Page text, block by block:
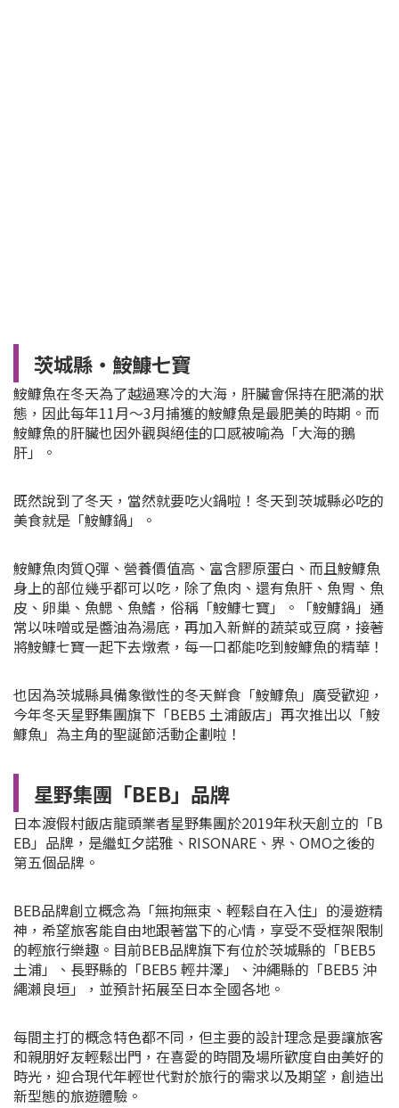
茨城縣・鮟鱇七寶
鮟鱇魚在冬天為了越過寒冷的大海，肝臟會保持在肥滿的狀
態，因此每年11月～3月捕獲的鮟鱇魚是最肥美的時期。而
鮟鱇魚的肝臟也因外觀與絕佳的口感被喻為「大海的鵝
肝」。
既然說到了冬天，當然就要吃火鍋啦！冬天到茨城縣必吃的
美食就是「鮟鱇鍋 」。
鮟鱇魚肉質Q彈、營養價值高、富含膠原蛋白、而且鮟鱇魚
身上的部位幾乎都可以吃，除了魚肉 、還有魚肝、魚胃、魚
皮、卵巢、魚鰓、魚鰭，俗稱「鮟鱇七寶」。 「鮟鱇鍋 」通
常以味噌或是醬油為湯底，再加入新鮮的蔬菜或豆腐，接著
將鮟鱇七寶一起下去燉煮，每一口都能吃到鮟鱇魚的精華！
也因為茨城縣具備象徵性的冬天鮮食「鮟鱇魚 」廣受歡迎，
今年冬天星野集團旗下「BEB5 土浦飯店」再次推出以「鮟
鱇魚 」為主角的聖誕節活動企劃啦！
星野集團「BEB」品牌
日本渡假村飯店龍頭業者星野集團於2019年秋天創立的「B
EB」品牌，是繼虹夕諾雅、RISONARE、界、OMO之後的
第五個品牌。
BEB品牌創立概念為「無拘無束、輕鬆自在入住」的漫遊精
神，希望旅客能自由地跟著當下的心情，享受不受框架限制
的輕旅行樂趣。目前BEB品牌旗下有位於茨城縣的「BEB5
土浦」、長野縣的「BEB5 輕井澤」、沖繩縣的「BEB5 沖
繩瀨良垣」，並預計拓展至日本全國各地。
每間主打的概念特色都不同，但主要的設計理念是要讓旅客
和親朋好友輕鬆出門，在喜愛的時間及場所歡度自由美好的
時光，迎合現代年輕世代對於旅行的需求以及期望，創造出
新型態的旅遊體驗。